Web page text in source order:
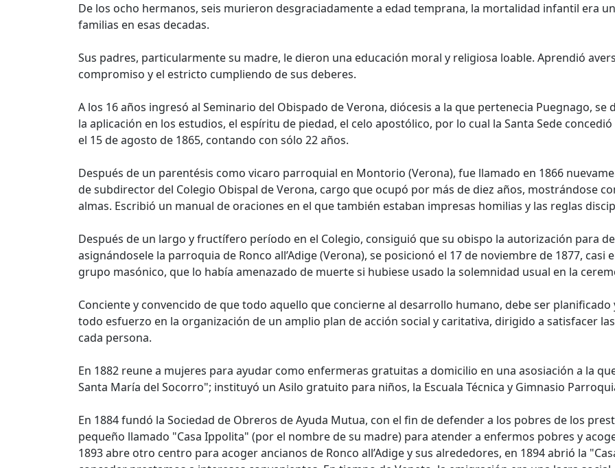
De los ocho hermanos, seis murieron desgraciadamente a edad temprana, la mortalidad infantil era
familias en esas decadas.
Sus padres, particularmente su madre, le dieron una educación moral y religiosa loable. Aprendió
compromiso y el estricto cumpliendo de sus deberes.
A los 16 años ingresó al Seminario del Obispado de Verona, diócesis a la que pertenecia Puegnago,
la aplicación en los estudios, el espíritu de piedad, el celo apostólico, por lo cual la Santa Sede
el 15 de agosto de 1865, contando con sólo 22 años.
Después de un parentésis como vicaro parroquial en Montorio (Verona), fue llamado en 1866
de subdirector del Colegio Obispal de Verona, cargo que ocupó por más de diez años, mostrándose
almas. Escribió un manual de oraciones en el que también estaban impresas homilias y las reglas
Después de un largo y fructífero período en el Colegio, consiguió que su obispo la autorización para
asignándosele la parroquia de Ronco all’Adige (Verona), se posicionó el 17 de noviembre de 1877,
grupo masónico, que lo había amenazado de muerte si hubiese usado la solemnidad usual en la
Conciente y convencido de que todo aquello que concierne al desarrollo humano, debe ser
todo esfuerzo en la organización de un amplio plan de acción social y caritativa, dirigido a satisfacer
cada persona.
En 1882 reune a mujeres para ayudar como enfermeras gratuitas a domicilio en una asosiación a la
Santa María del Socorro"; instituyó un Asilo gratuito para niños, la Escuala Técnica y Gimnasio
En 1884 fundó la Sociedad de Obreros de Ayuda Mutua, con el fin de defender a los pobres de los
pequeño llamado "Casa Ippolita" (por el nombre de su madre) para atender a enfermos pobres y
1893 abre otro centro para acoger ancianos de Ronco all’Adige y sus alrededores, en 1894 abrió la